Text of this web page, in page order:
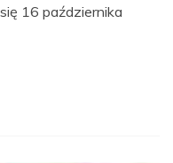
16 października